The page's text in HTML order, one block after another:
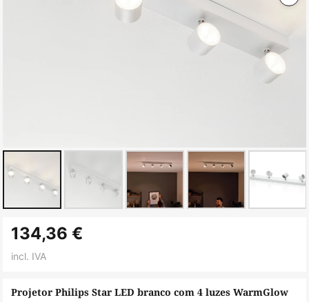
para
daProjetor Philips Star LED branco com 4 luzes WarmGlow
134,36 €
incl. IVA